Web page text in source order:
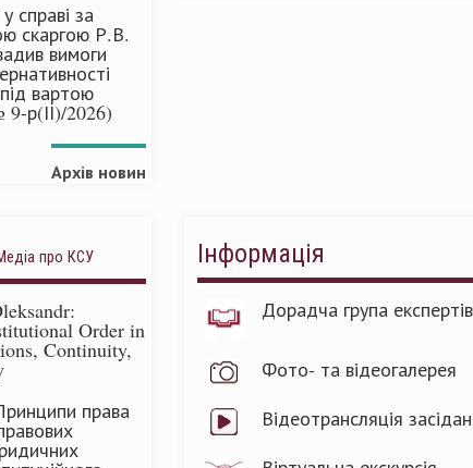
справі за
скаргою Р.В.
вимоги
вартою
р(ІІ)/2026)
Архів новин
про КСУ
Order in
Continuity,
права
Інформація
Дорадча група експертів
Фото- та відеогалерея
Відеотрансляція